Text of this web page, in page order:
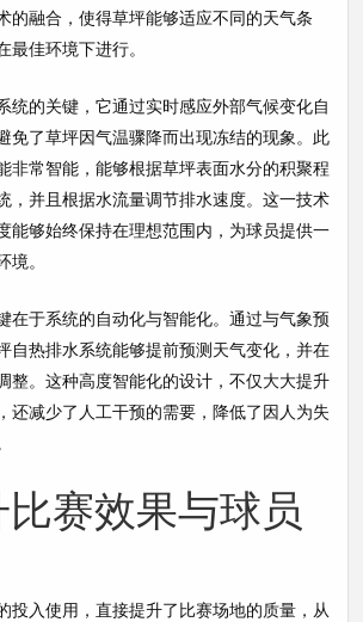
的融合，使得草坪能够适应不同的天气条
佳环境下进行。
统的关键，它通过实时感应外部气候变化自
免了草坪因气温骤降而出现冻结的现象。此
非常智能，能够根据草坪表面水分的积聚程
，并且根据水流量调节排水速度。这一技术
能够始终保持在理想范围内，为球员提供一
。
在于系统的自动化与智能化。通过与气象预
自热排水系统能够提前预测天气变化，并在
整。这种高度智能化的设计，不仅大大提升
还减少了人工干预的需要，降低了因人为失
赛效果与球员
投入使用，直接提升了比赛场地的质量，从